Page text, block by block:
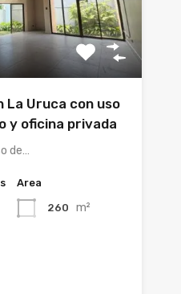
La Uruca con uso
y oficina privada
de…
Area
260 m²